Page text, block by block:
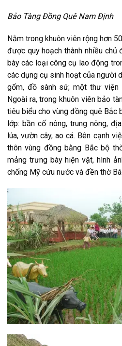
Bảo Tàng Đồng Quê Nam Định
Nằm trong khuôn viên rộng hơn
được quy hoạch thành nhiều chủ
bày các loại công cụ lao động
các dụng cụ sinh hoạt của người
gốm, đồ sành sứ; một thư viện
Ngoài ra, trong khuôn viên bảo
tiêu biểu cho vùng đồng quê Bắc
lớp: bần cố nông, trung nông,
lúa, vườn cây, ao cá. Bên cạnh
thôn vùng đồng bằng Bắc bộ
mảng trưng bày hiện vật, hình
chống Mỹ cứu nước và đền thờ